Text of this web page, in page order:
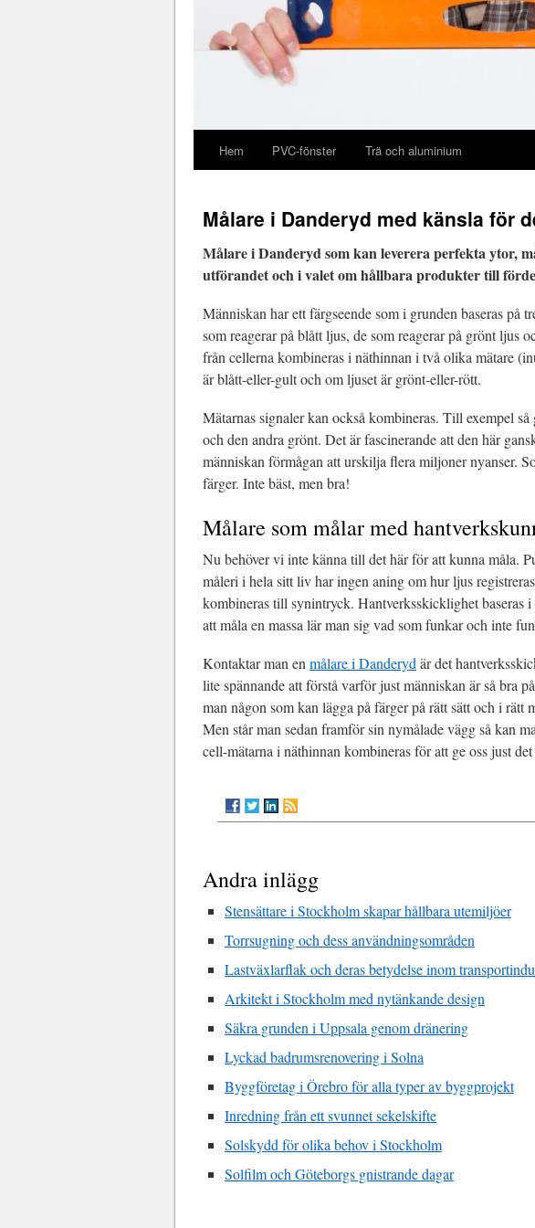
Hem PVC-fönster Trä och aluminium
Målare i Danderyd med känsla för
Målare i Danderyd som kan leverera perfekta ytor,
utförandet och i valet om hållbara produkter till
Människan har ett färgseende som i grunden baseras på
som reagerar på blått ljus, de som reagerar på grönt ljus
från cellerna kombineras i näthinnan i två olika mätare
är blått-eller-gult och om ljuset är grönt-eller-rött.
Mätarnas signaler kan också kombineras. Till exempel
och den andra grönt. Det är fascinerande att den här
människan förmågan att urskilja flera miljoner nyanser.
färger. Inte bäst, men bra!
Målare som målar med
Nu behöver vi inte känna till det här för att kunna måla.
måleri i hela sitt liv har ingen aning om hur ljus
kombineras till synintryck. Hantverksskicklighet baseras
att måla en massa lär man sig vad som funkar och inte
Kontaktar man en målare i Danderyd är det
lite spännande att förstå varför just människan är så bra
man någon som kan lägga på färger på rätt sätt och i rätt
Men står man sedan framför sin nymålade vägg så kan
cell-mätarna i näthinnan kombineras för att ge oss just
Andra inlägg
Stensättare i Stockholm skapar hållbara utemiljöer
Torrsugning och dess användningsområden
Lastväxlarflak och deras betydelse inom
Arkitekt i Stockholm med nytänkande design
Säkra grunden i Uppsala genom dränering
Lyckad badrumsrenovering i Solna
Byggföretag i Örebro för alla typer av byggprojekt
Inredning från ett svunnet sekelskifte
Solskydd för olika behov i Stockholm
Solfilm och Göteborgs gnistrande dagar